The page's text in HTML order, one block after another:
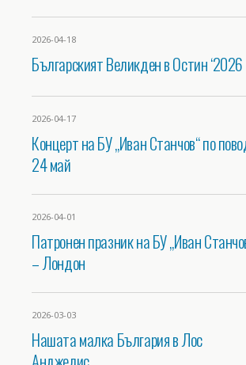
2026-04-18
Българският Великден в Остин ‘2026
2026-04-17
Концерт на БУ „Иван Станчов“ по
24 май
2026-04-01
Патронен празник на БУ „Иван
– Лондон
2026-03-03
Нашата малка България в Лос